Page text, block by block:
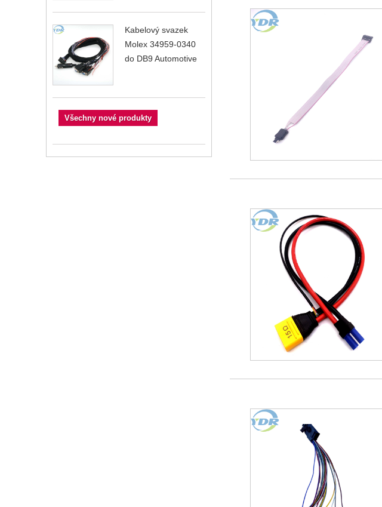
Kabelový svazek
Molex 34959-0340
do DB9 Automotive
Všechny nové produkty